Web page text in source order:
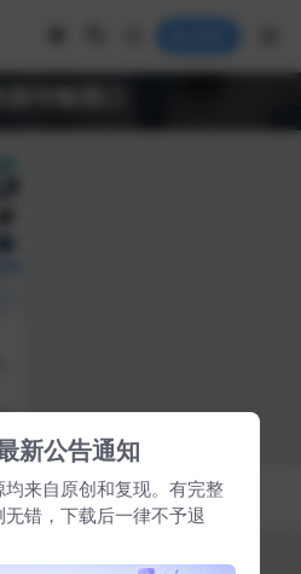
据传输接口
电子在线- All rights reserved
号-3
新公告通知
来自原创和复现。有完整
错，下载后一律不予退